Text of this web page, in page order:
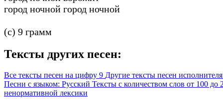
город ночной город ночной
(c) 9 грамм
Тексты других песен:
Все тексты песен на цифру 9 Другие тексты песен
Песни с языком: Русский Тексты с количеством слов от 100 до
ненормативной лексики